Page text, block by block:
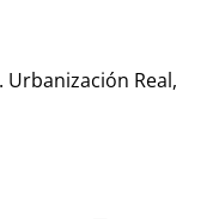
Urbanización Real,